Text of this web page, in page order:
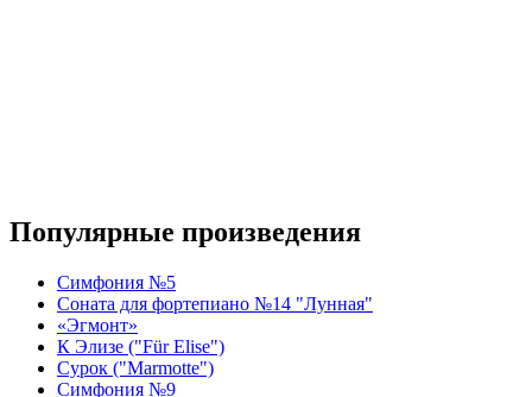
Популярные произведения
Симфония №5
Соната для фортепиано №14 "Лунная"
«Эгмонт»
К Элизе ("Für Elise")
Сурок ("Marmotte")
Симфония №9